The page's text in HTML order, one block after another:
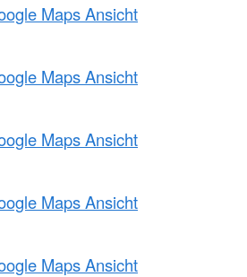
Maps Ansicht
Maps Ansicht
Maps Ansicht
Maps Ansicht
Maps Ansicht